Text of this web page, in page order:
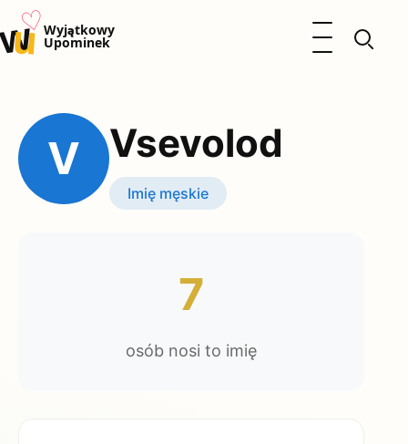
u♡Wyjątkowy
Upominek
Otwórz menu
Kalendarz Imienin
Kobieta
Okazje
Katalog prezentów
V Vsevolod
Imię męskie
7
osób nosi to imię